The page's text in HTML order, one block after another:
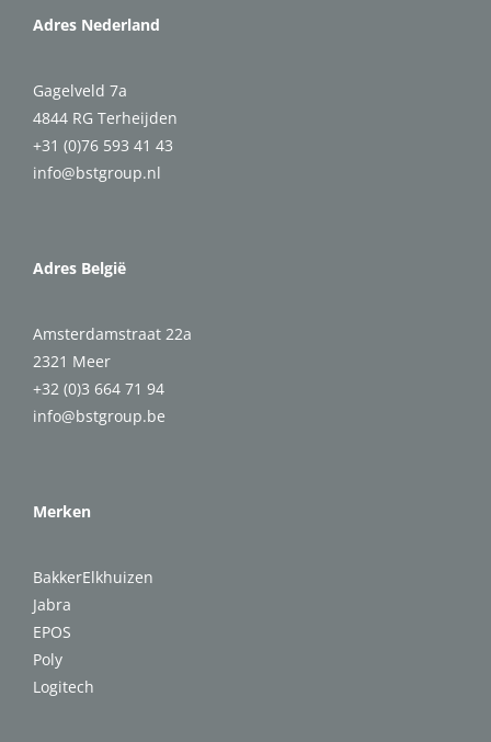
Adres Nederland
Gagelveld 7a
4844 RG Terheijden
+31 (0)76 593 41 43
info@bstgroup.nl
Adres België
Amsterdamstraat 22a
2321 Meer
+32 (0)3 664 71 94
info@bstgroup.be
Merken
BakkerElkhuizen
Jabra
EPOS
Poly
Logitech